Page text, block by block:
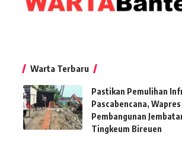
Warta Terbaru
Pastikan Pemulihan
Pascabencana,
Pembangunan
Tingkeum Bireuen